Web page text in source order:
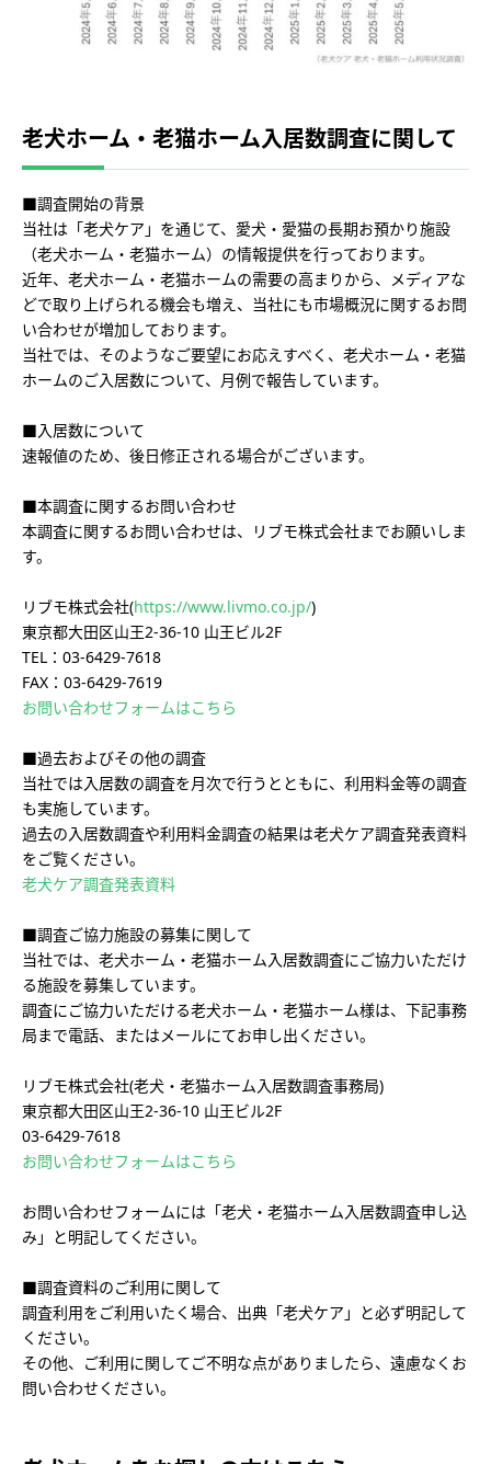
老犬ホーム・老猫ホーム入居数調査に関して
■調査開始の背景
当社は「老犬ケア」を通じて、愛犬・愛猫の長期お預かり施設
（老犬ホーム・老猫ホーム）の情報提供を行っております。
近年、老犬ホーム・老猫ホームの需要の高まりから、メディアな
どで取り上げられる機会も増え、当社にも市場概況に関するお問
い合わせが増加しております。
当社では、そのようなご要望にお応えすべく、老犬ホーム・老猫
ホームのご入居数について、月例で報告しています。
■入居数について
速報値のため、後日修正される場合がございます。
■本調査に関するお問い合わせ
本調査に関するお問い合わせは、リブモ株式会社までお願いしま
す。
リブモ株式会社(https://www.livmo.co.jp/)
東京都大田区山王2-36-10 山王ビル2F
TEL：03-6429-7618
FAX：03-6429-7619
お問い合わせフォームはこちら
■過去およびその他の調査
当社では入居数の調査を月次で行うとともに、利用料金等の調査
も実施しています。
過去の入居数調査や利用料金調査の結果は老犬ケア調査発表資料
をご覧ください。
老犬ケア調査発表資料
■調査ご協力施設の募集に関して
当社では、老犬ホーム・老猫ホーム入居数調査にご協力いただけ
る施設を募集しています。
調査にご協力いただける老犬ホーム・老猫ホーム様は、下記事務
局まで電話、またはメールにてお申し出ください。
リブモ株式会社(老犬・老猫ホーム入居数調査事務局)
東京都大田区山王2-36-10 山王ビル2F
03-6429-7618
お問い合わせフォームはこちら
お問い合わせフォームには「老犬・老猫ホーム入居数調査申し込
み」と明記してください。
■調査資料のご利用に関して
調査利用をご利用いたく場合、出典「老犬ケア」と必ず明記して
ください。
その他、ご利用に関してご不明な点がありましたら、遠慮なくお
問い合わせください。